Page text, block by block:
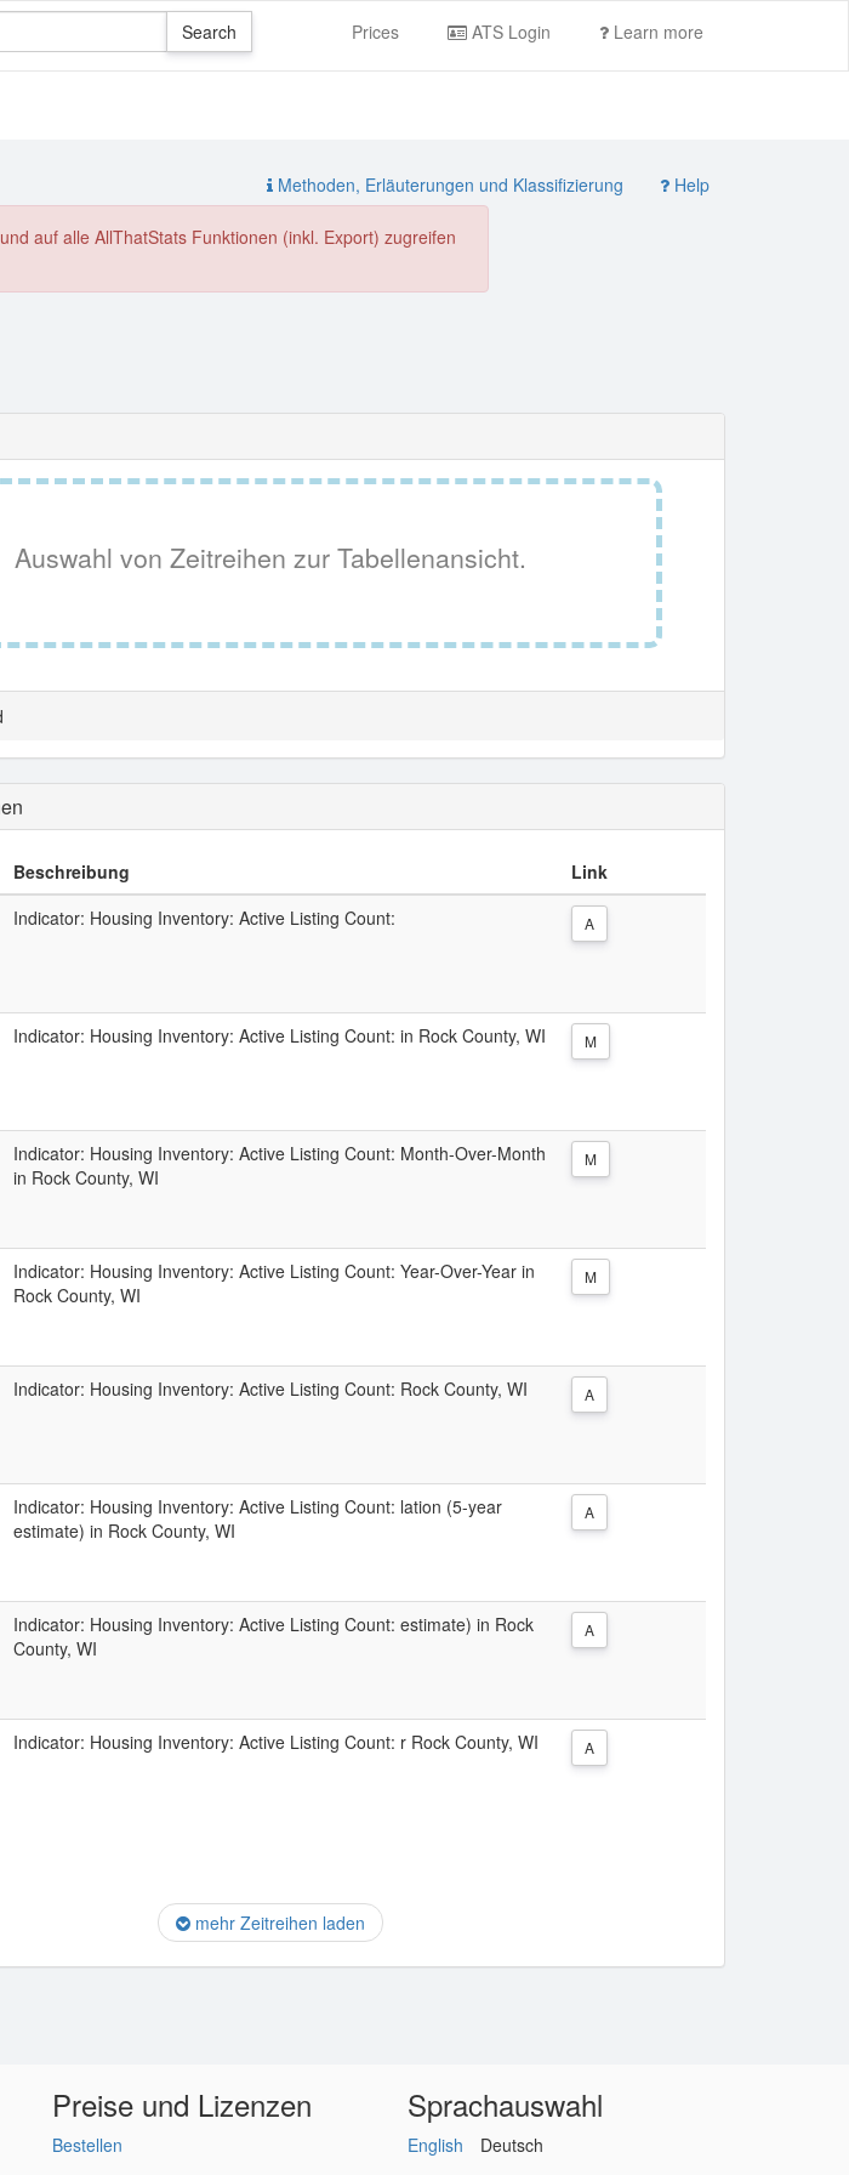
Prices ATS Login Learn more
Methoden, Erläuterungen und Klassifizierung Help
auf alle AllThatStats Funktionen (inkl. Export) zugreifen
Auswahl von Zeitreihen zur Tabellenansicht.
Beschreibung Link
Indicator: Housing Inventory: Active Listing Count: A
Indicator: Housing Inventory: Active Listing Count: in Rock County, WI M
Indicator: Housing Inventory: Active Listing Count: Month-Over-Month
in Rock County, WI
M
Indicator: Housing Inventory: Active Listing Count: Year-Over-Year in
Rock County, WI
M
Indicator: Housing Inventory: Active Listing Count: Rock County, WI A
Indicator: Housing Inventory: Active Listing Count: lation (5-year
estimate) in Rock County, WI
A
Indicator: Housing Inventory: Active Listing Count: estimate) in Rock
County, WI
A
Indicator: Housing Inventory: Active Listing Count: r Rock County, WI A
mehr Zeitreihen laden
Preise und Lizenzen
Bestellen
Sprachauswahl
English Deutsch